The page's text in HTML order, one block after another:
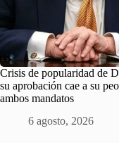
Crisis de popularidad de
su aprobación cae a su
ambos mandatos
6 agosto, 2026